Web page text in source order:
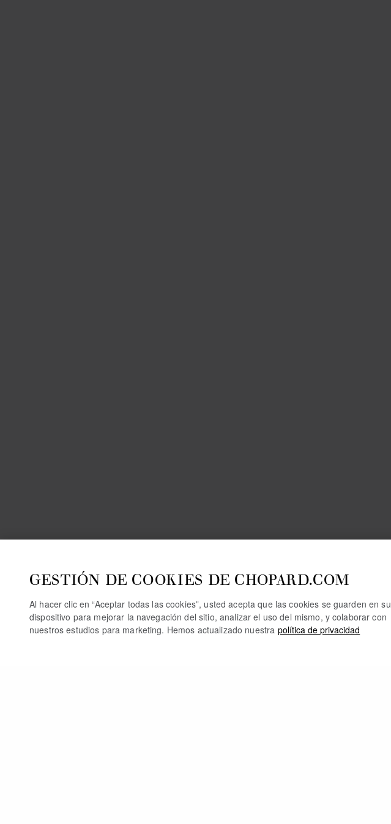
GESTIÓN DE COOKIES DE CHOPARD.COM
Al hacer clic en “Aceptar todas las cookies”, usted acepta que las cookies se guarden en su
dispositivo para mejorar la navegación del sitio, analizar el uso del mismo, y colaborar con
nuestros estudios para marketing. Hemos actualizado nuestra política de privacidad